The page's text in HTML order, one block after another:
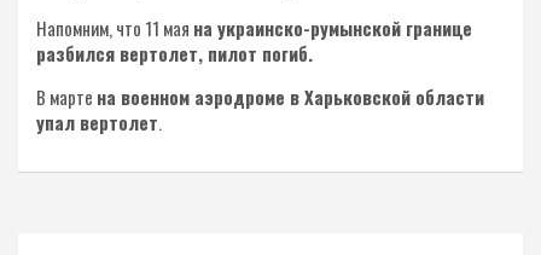
Напомним, что 11 мая на украинско-румынской границе
разбился вертолет, пилот погиб.
В марте на военном аэродроме в Харьковской области
упал вертолет.